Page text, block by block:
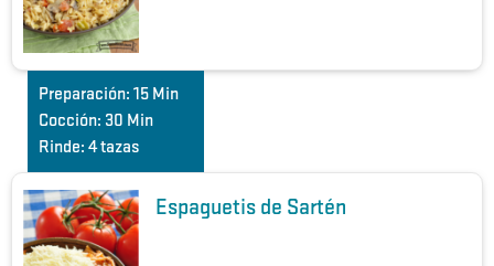
Preparación: 15 Min
Cocción: 30 Min
Rinde: 4 tazas
Espaguetis de Sartén